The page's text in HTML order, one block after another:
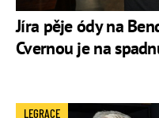
Jíra pěje ódy na
Cvernou je na
LEGRACE